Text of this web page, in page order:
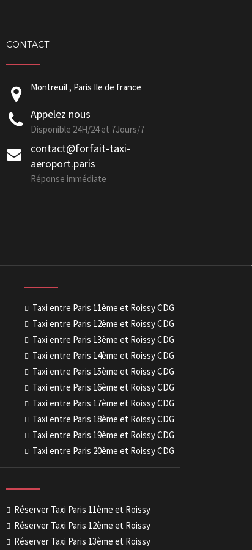
CONTACT
Montreuil , Paris Ile de france
Appelez nous
Disponible 24H/24 et 7Jours/7
contact@forfait-taxi-
aeroport.paris
Réponse immédiate
Taxi entre Paris 11ème et Roissy CDG
Taxi entre Paris 12ème et Roissy CDG
Taxi entre Paris 13ème et Roissy CDG
Taxi entre Paris 14ème et Roissy CDG
Taxi entre Paris 15ème et Roissy CDG
Taxi entre Paris 16ème et Roissy CDG
Taxi entre Paris 17ème et Roissy CDG
Taxi entre Paris 18ème et Roissy CDG
Taxi entre Paris 19ème et Roissy CDG
Taxi entre Paris 20ème et Roissy CDG
Réserver Taxi Paris 11ème et Roissy
Réserver Taxi Paris 12ème et Roissy
Réserver Taxi Paris 13ème et Roissy